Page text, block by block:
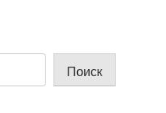
Поиск